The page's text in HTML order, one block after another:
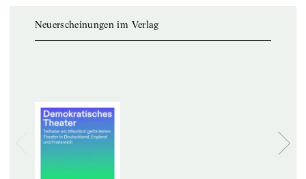
Neuerscheinungen im Verlag